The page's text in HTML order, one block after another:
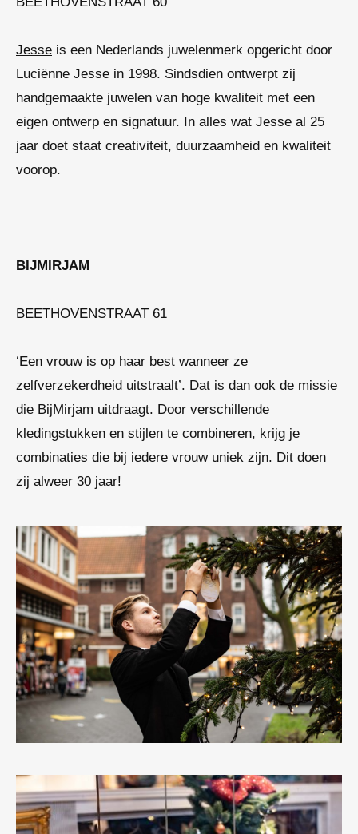
Jesse is een Nederlands juwelenmerk opgericht door
Luciënne Jesse in 1998. Sindsdien ontwerpt zij
handgemaakte juwelen van hoge kwaliteit met een
eigen ontwerp en signatuur. In alles wat Jesse al 25
jaar doet staat creativiteit, duurzaamheid en kwaliteit
voorop.
BIJMIRJAM
BEETHOVENSTRAAT 61
‘Een vrouw is op haar best wanneer ze
zelfverzekerdheid uitstraalt’. Dat is dan ook de missie
die BijMirjam uitdraagt. Door verschillende
kledingstukken en stijlen te combineren, krijg je
combinaties die bij iedere vrouw uniek zijn. Dit doen
zij alweer 30 jaar!